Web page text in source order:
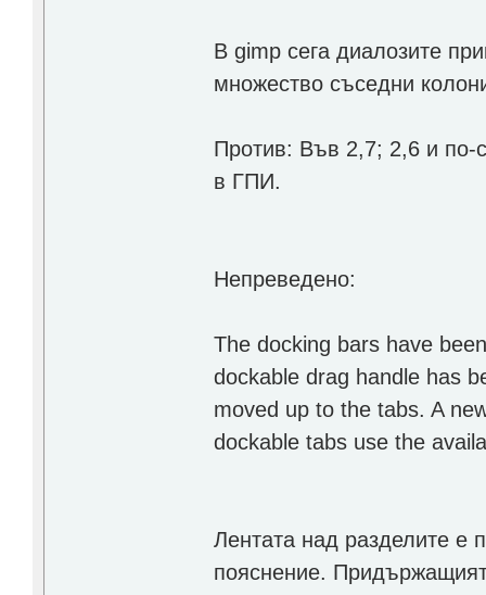
В gimp сега диалозите
множество съседни
Против: Във 2,7; 2,6 и по-
в ГПИ.
Непреведено:
The docking bars have
dockable drag handle has
moved up to the tabs. A
dockable tabs use the
Лентата над разделите е
пояснение.